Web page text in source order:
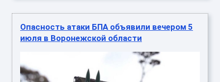
Опасность атаки БПА объявили вечером 5
июля в Воронежской области